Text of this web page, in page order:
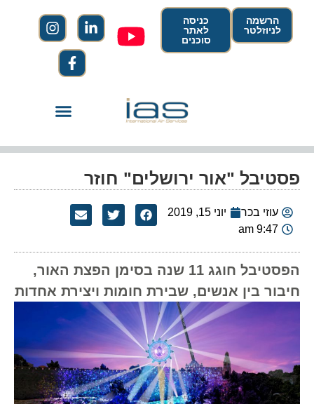
הרשמה
לניוזלטר
כניסה
לאתר
סוכנים
פסטיבל "אור ירושלים" חוזר
עוזי בכר
יוני 15, 2019
9:47 am
הפסטיבל חוגג 11 שנה בסימן הפצת האור,
חיבור בין אנשים, שבירת חומות ויצירת אחדות